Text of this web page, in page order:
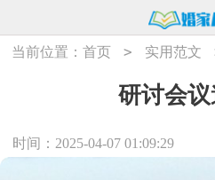
当前位置：首页 > 实用范文
研讨会
时间：2025-04-07 01:09:29